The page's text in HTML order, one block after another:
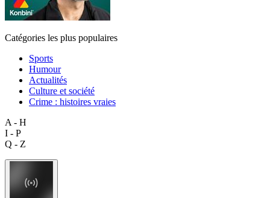
Catégories les plus populaires
Sports
Humour
Actualités
Culture et société
Crime : histoires vraies
A - H
I - P
Q - Z